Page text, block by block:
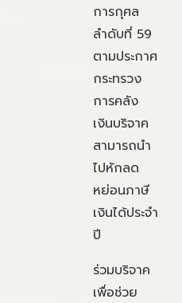
การกุศล
ลำดับที่ 59
ตามประกาศ
กระทรวง
การคลัง
เงินบริจาค
สามารถนำ
ไปหักลด
หย่อนภาษี
เงินได้ประจำ
ปี
ร่วมบริจาค
เพื่อช่วย